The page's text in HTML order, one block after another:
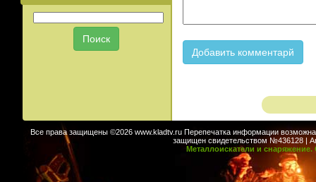
Все права защищены ©2026 www.kladtv.ru Перепечатка информации возможна
защищен свидетельством №436128 |
Металлоискатели и